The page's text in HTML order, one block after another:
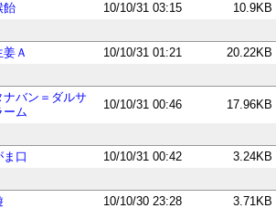
飴 10/10/31 03:15 10.9KB
姜Ａ 10/10/31 01:21 20.22KB
ナバン＝ダルサ
ーム
10/10/31 00:46 17.96KB
ま口 10/10/31 00:42 3.24KB
10/10/30 23:28 3.71KB